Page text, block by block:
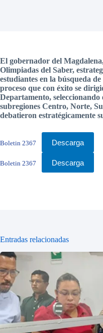
El gobernador del
Olimpiadas del Saber,
estudiantes en la búsqueda
proceso que con éxito se
Departamento, seleccionando
subregiones Centro, Norte,
debatieron estratégicamente
Boletin 2367 Descarga
Boletin 2367 Descarga
Entradas relacionadas